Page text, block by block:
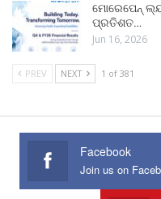
ମୋରେପେନ୍
ପ୍ରତିଶତ…
Jun 16, 2026
PREV NEXT 1 of 381
Facebook